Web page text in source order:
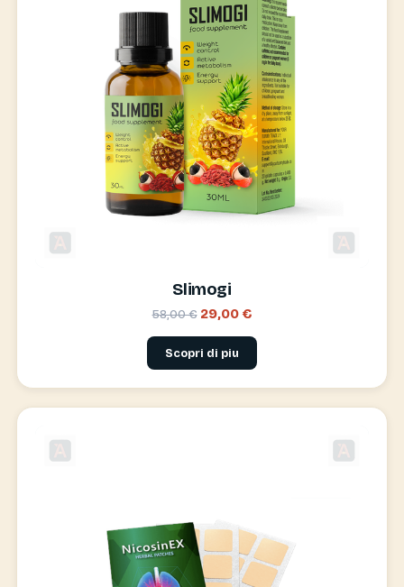
Slimogi
58,00 €29,00 €
Scopri di piu